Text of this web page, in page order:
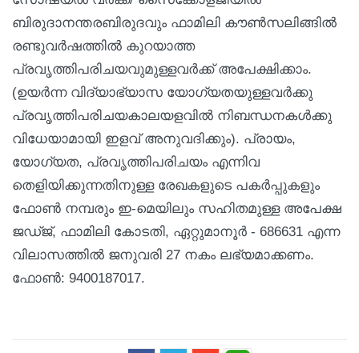
ബിരുദാനന്തരബിരുദവും ഫാമിലി കൗൺസലിങ്ങിൽ
രണ്ടുവർഷത്തിൽ കുറയാത്ത
പ്രവൃത്തിപരിചയവുമുള്ളവർക്ക് അപേക്ഷിക്കാം.
(ഉയർന്ന വിദ്യാഭ്യാസ യോഗ്യതയുള്ളവർക്കു
പ്രവൃത്തിപരിചയകാലയളവിൽ നിബന്ധനകൾക്കു
വിധേയാമായി ഇളവ് അനുവദിക്കും). പ്രായം,
യോഗ്യത, പ്രവൃത്തിപരിചയം എന്നിവ
തെളിയിക്കുന്നതിനുള്ള രേഖകളുടെ പകർപ്പുകളും
ഫോൺ നമ്പരും ഇ-മെയിലും സഹിതമുള്ള അപേക്ഷ
ജഡ്ജ്, ഫാമിലി കോടതി, ഏറ്റുമാനൂർ - 686631 എന്ന
വിലാസത്തിൽ ജനുവരി 27 നകം ലഭ്യമാക്കണം.
ഫോൺ: 9400187017.